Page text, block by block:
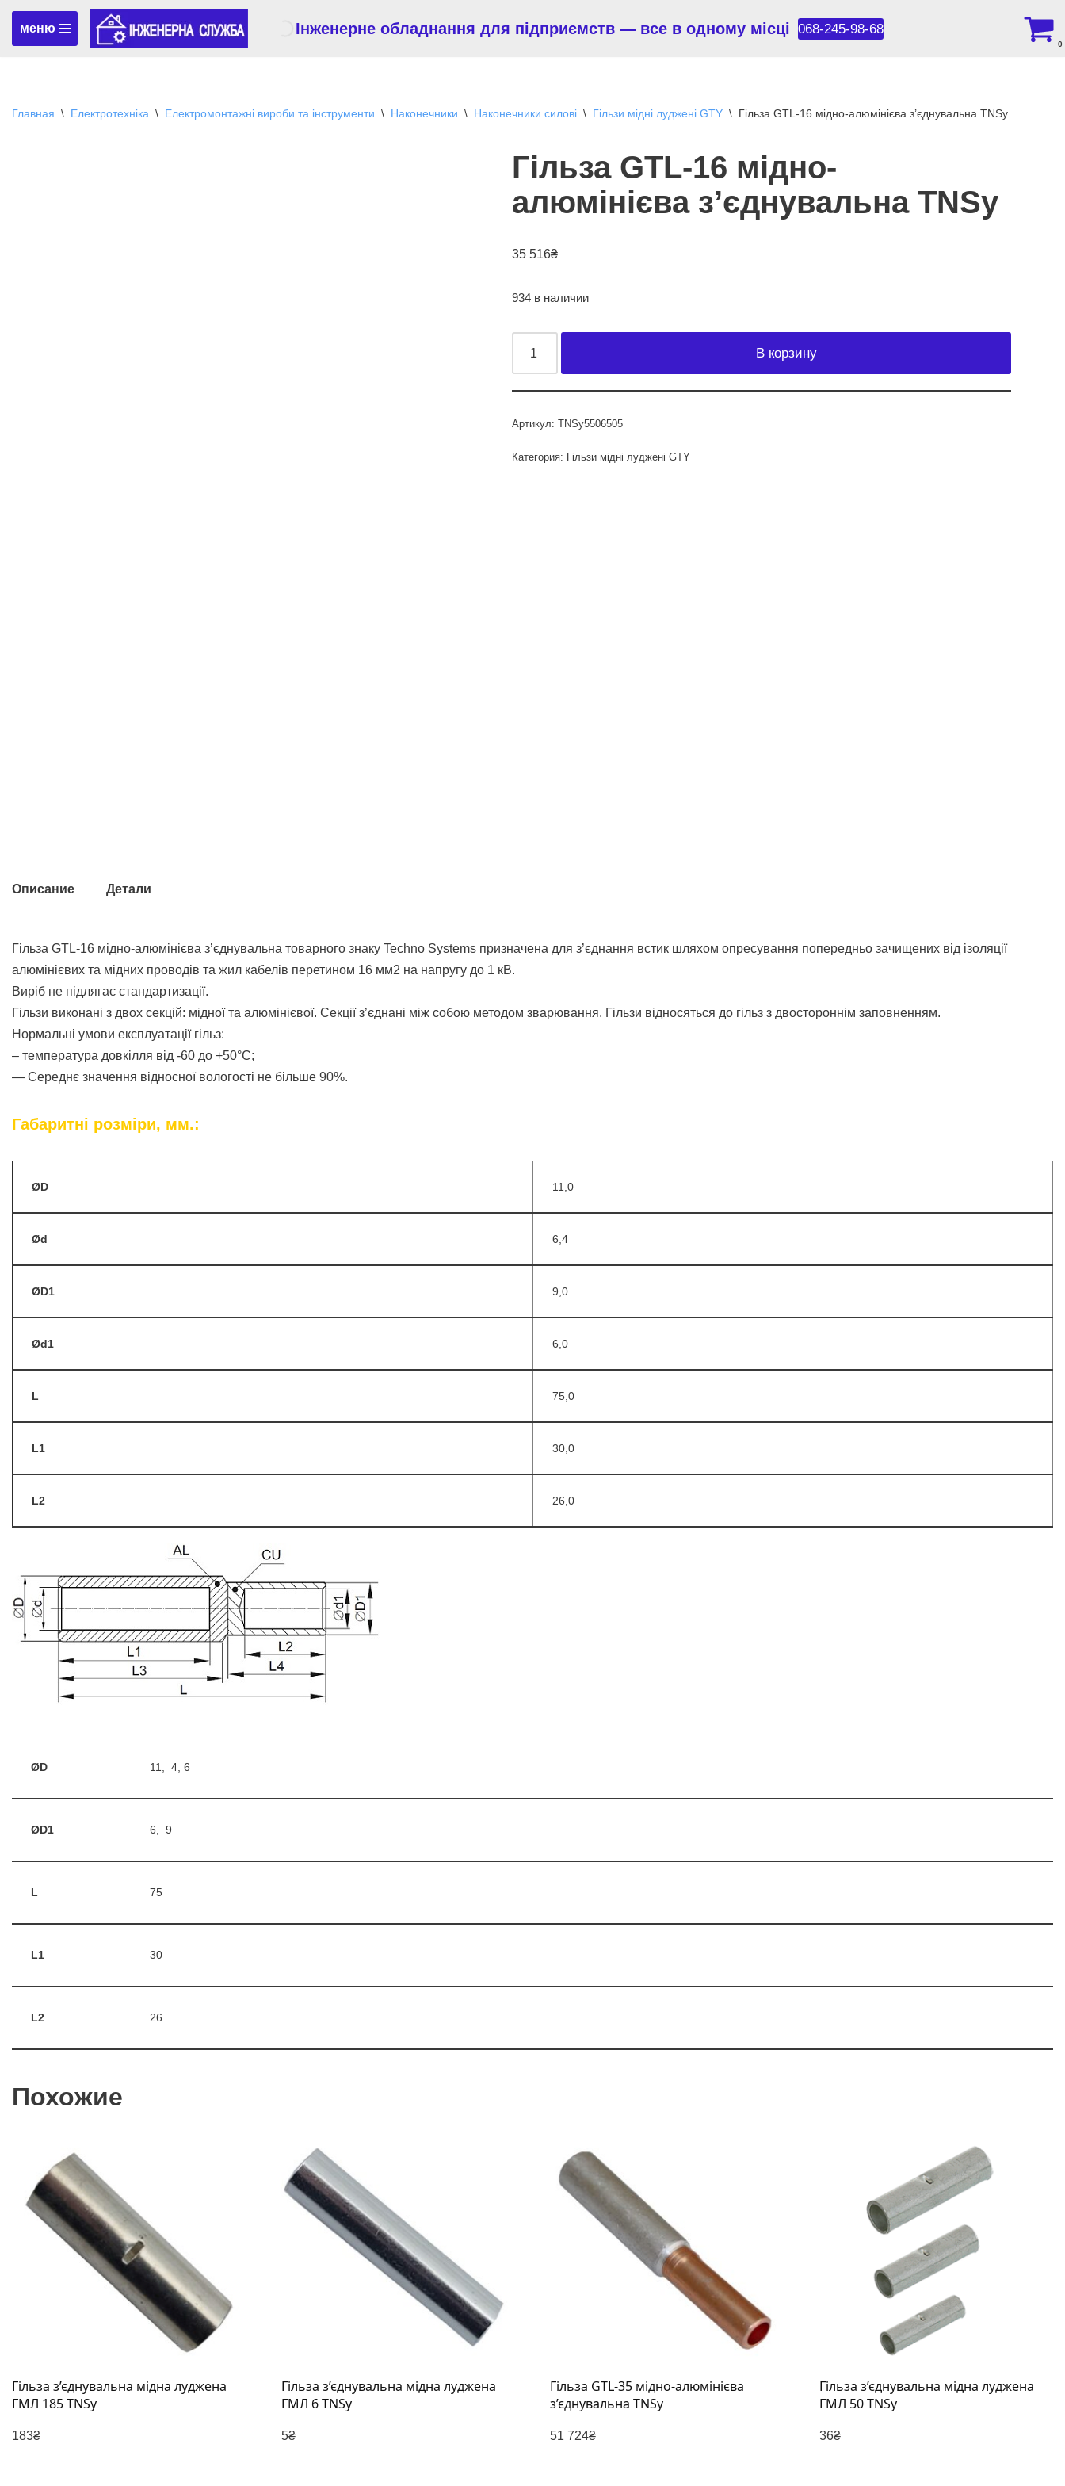
Перейти
меню Інженерне обладнання для підприємств — все в одному місці 068-245-98-68
0
Главная \ Електротехніка \ Електромонтажні вироби та інструменти \ Наконечники \ Наконечники силові \ Гільзи мідні луджені GTY \ Гільза GTL-16 мідно-алюмінієва з’єднувальна TNSy
Гільза GTL-16 мідно-
алюмінієва з’єднувальна TNSy
35 516₴
934 в наличии
В корзину
Артикул: TNSy5506505
Категория: Гільзи мідні луджені GTY
Описание Детали
Гільза GTL-16 мідно-алюмінієва з’єднувальна товарного знаку Techno Systems призначена для з’єднання встик шляхом опресування попередньо зачищених від ізоляції
алюмінієвих та мідних проводів та жил кабелів перетином 16 мм2 на напругу до 1 кВ.
Виріб не підлягає стандартизації.
Гільзи виконані з двох секцій: мідної та алюмінієвої. Секції з’єднані між собою методом зварювання. Гільзи відносяться до гільз з двостороннім заповненням.
Нормальні умови експлуатації гільз:
– температура довкілля від -60 до +50°C;
— Середнє значення відносної вологості не більше 90%.
Габаритні розміри, мм.:
ØD 11,0
Ød 6,4
ØD1 9,0
Ød1 6,0
L 75,0
L1 30,0
L2 26,0
ØD 11, 4, 6
ØD1 6, 9
L 75
L1 30
L2 26
Похожие
Гільза з’єднувальна мідна луджена
ГМЛ 185 TNSy
183₴
Гільза з’єднувальна мідна луджена
ГМЛ 6 TNSy
5₴
Гільза GTL-35 мідно-алюмінієва
з’єднувальна TNSy
51 724₴
Гільза з’єднувальна мідна луджена
ГМЛ 50 TNSy
36₴